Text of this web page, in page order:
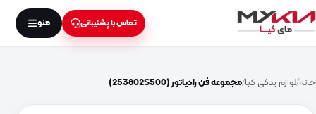
تماس با پشتیبانی منو
خانه لوازم یدکی کیا مجموعه فن رادیاتور (253802S500)